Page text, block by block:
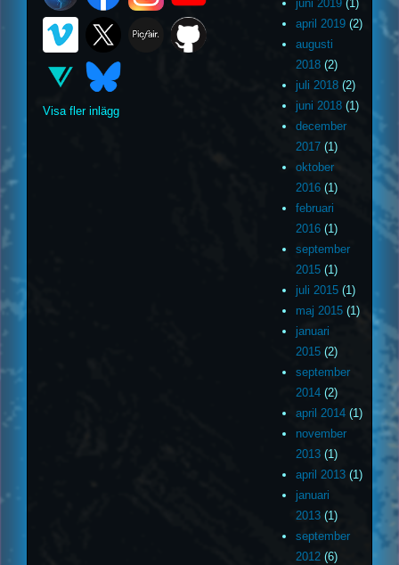
Visa fler inlägg
juni 2019(1)
april 2019(2)
augusti
2018(2)
juli 2018(2)
juni 2018(1)
december
2017(1)
oktober
2016(1)
februari
2016(1)
september
2015(1)
juli 2015(1)
maj 2015(1)
januari
2015(2)
september
2014(2)
april 2014(1)
november
2013(1)
april 2013(1)
januari
2013(1)
september
2012(6)